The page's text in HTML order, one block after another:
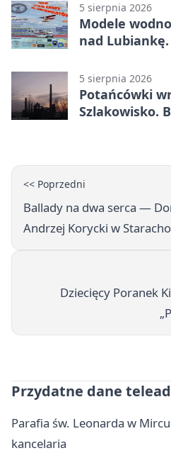
5 sierpnia 2026
Modele
nad Lubiankę.
5 sierpnia 2026
Potańcówki
Szlakowisko.
<< Poprzedni
Ballady na dwa serca —
Andrzej Korycki w
Dziecięcy Poranek
Przydatne dane
Parafia św. Leonarda w
kancelaria